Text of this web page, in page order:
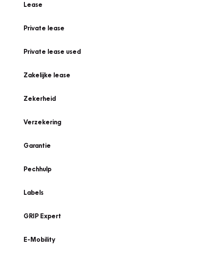
Lease
Private lease
Private lease used
Zakelijke lease
Zekerheid
Verzekering
Garantie
Pechhulp
Labels
GRIP Expert
E-Mobility